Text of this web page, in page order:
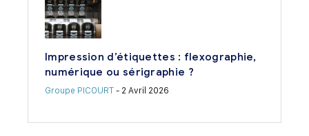
Impression d’étiquettes : flexographie,
numérique ou sérigraphie ?
Groupe PICOURT- 2 Avril 2026